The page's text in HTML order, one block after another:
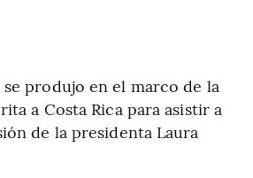
produjo en el marco de la
a Costa Rica para asistir a
de la presidenta Laura